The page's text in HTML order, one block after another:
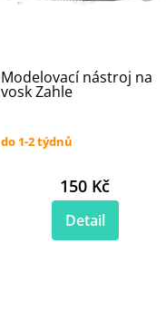
Modelovací nástroj na
vosk Zahle
do 1-2 týdnů
150 Kč
Detail